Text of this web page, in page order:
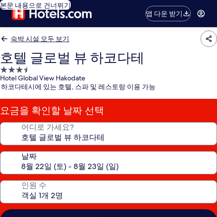
본문 내용으로 건너뛰기
앱 다운 받기
숙박 시설 모두 보기
호텔 글로벌 뷰 하코다테
3.5
성
급
숙
박
시
Hotel Global View Hakodate
하코다테시에 있는 호텔, 스파 및 레스토랑 이용 가능
요금을 확인할 날짜 선택
어디로 가세요?
날짜
인원 수